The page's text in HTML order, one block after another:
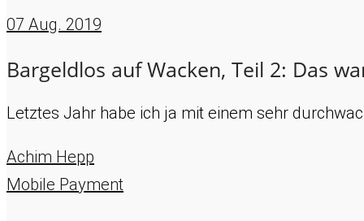
07 Aug. 2019
Bargeldlos auf Wacken, Teil 2: Das
Letztes Jahr habe ich ja mit einem sehr
Achim Hepp
Mobile Payment